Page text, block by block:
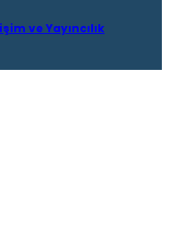
ve Yayıncılık